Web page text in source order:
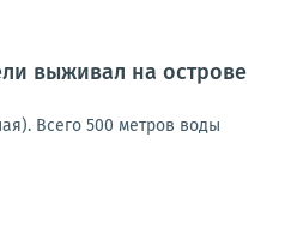
выживал на острове
Всего 500 метров воды